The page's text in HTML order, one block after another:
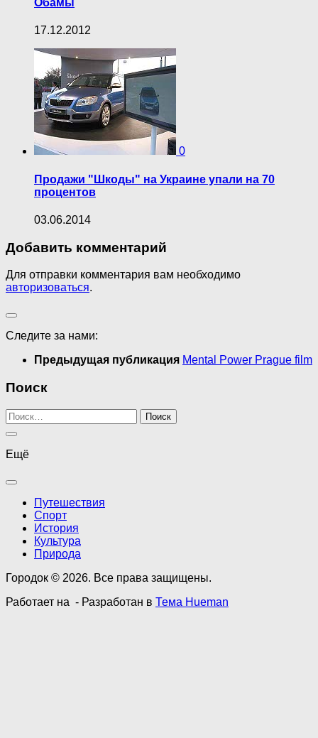
Обамы
17.12.2012
0
Продажи "Шкоды" на Украине упали на 70
процентов
03.06.2014
Добавить комментарий
Для отправки комментария вам необходимо
авторизоваться.
Следите за нами:
Предыдущая публикация Mental Power Prague film
Поиск
Найти:
Ещё
Путешествия
Спорт
История
Культура
Природа
Городок © 2026. Все права защищены.
Работает на - Разработан в Тема Hueman